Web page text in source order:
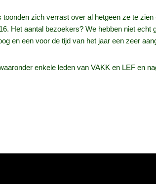
zich verrast over al hetgeen ze te
Het aantal bezoekers? We hebben niet
en een voor de tijd van het jaar een zeer
enkele leden van VAKK en LEF en